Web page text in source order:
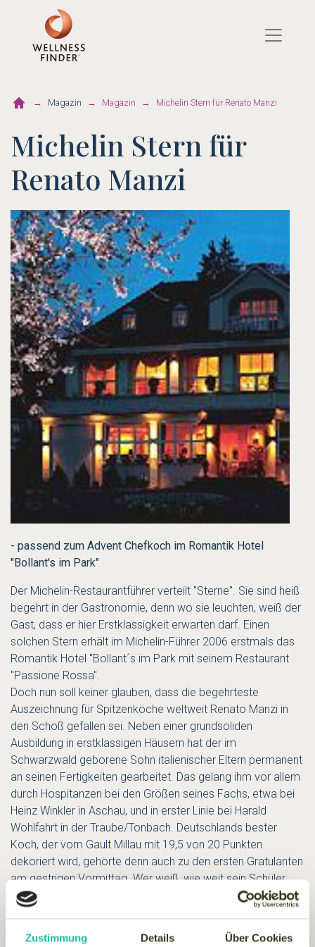
Zustimmung Details Über Cookies
Magazin Magazin Michelin Stern für Renato Manzi
Michelin Stern für
Renato Manzi
- passend zum Advent Chefkoch im Romantik Hotel
"Bollant's im Park"
Der Michelin-Restaurantführer verteilt "Sterne". Sie sind heiß
begehrt in der Gastronomie, denn wo sie leuchten, weiß der
Gast, dass er hier Erstklassigkeit erwarten darf. Einen
solchen Stern erhält im Michelin-Führer 2006 erstmals das
Romantik Hotel "Bollant´s im Park mit seinem Restaurant
"Passione Rossa".
Doch nun soll keiner glauben, dass die begehrteste
Auszeichnung für Spitzenköche weltweit Renato Manzi in
den Schoß gefallen sei. Neben einer grundsoliden
Ausbildung in erstklassigen Häusern hat der im
Schwarzwald geborene Sohn italienischer Eltern permanent
an seinen Fertigkeiten gearbeitet. Das gelang ihm vor allem
durch Hospitanzen bei den Größen seines Fachs, etwa bei
Heinz Winkler in Aschau, und in erster Linie bei Harald
Wohlfahrt in der Traube/Tonbach. Deutschlands bester
Koch, der vom Gault Millau mit 19,5 von 20 Punkten
dekoriert wird, gehörte denn auch zu den ersten Gratulanten
am gestrigen Vormittag. Wer weiß, wie weit sein Schüler
Manzi es noch bringt? Einer der vielen Wohlfahrt-Eleven
wurde gerade ausgezeichnet mit dem dritten Michelin-